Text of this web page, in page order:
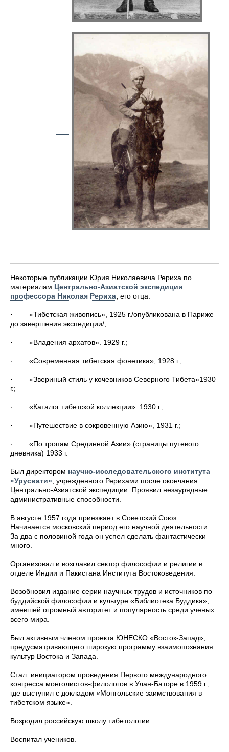
Некоторые публикации Юрия Николаевича Рериха по
материалам Центрально-Азиатской экспедиции
профессора Николая Рериха, его отца:
· «Тибетская живопись», 1925 г./опубликована в Париже
до завершения экспедиции/;
· «Владения архатов». 1929 г.;
· «Современная тибетская фонетика», 1928 г.;
· «Звериный стиль у кочевников Северного Тибета»1930
г.;
· «Каталог тибетской коллекции». 1930 г.;
· «Путешествие в сокровенную Азию», 1931 г.;
· «По тропам Срединной Азии» (страницы путевого
дневника) 1933 г.
Был директором научно-исследовательского института
«Урусвати» , учрежденного Рерихами после окончания
Центрально-Азиатской экспедиции. Проявил незаурядные
административные способности.
В августе 1957 года приезжает в Советский Союз.
Начинается московский период его научной деятельности.
За два с половиной года он успел сделать фантастически
много.
Организовал и возглавил сектор философии и религии в
отделе Индии и Пакистана Института Востоковедения.
Возобновил издание серии научных трудов и источников по
буддийской философии и культуре «Библиотека Буддика»,
имевшей огромный авторитет и популярность среди ученых
всего мира.
Был активным членом проекта ЮНЕСКО «Восток-Запад»,
предусматривающего широкую программу взаимопознания
культур Востока и Запада.
Стал инициатором проведения Первого международного
конгресса монголистов-филологов в Улан-Баторе в 1959 г.,
где выступил с докладом «Монгольские заимствования в
тибетском языке».
Возродил российскую школу тибетологии.
Воспитал учеников.